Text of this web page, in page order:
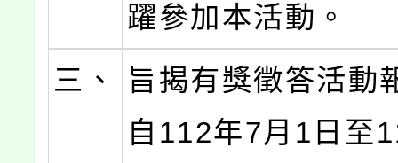
躍參加本活動。
三、
旨揭有獎徵答活動
自112年7月1日至